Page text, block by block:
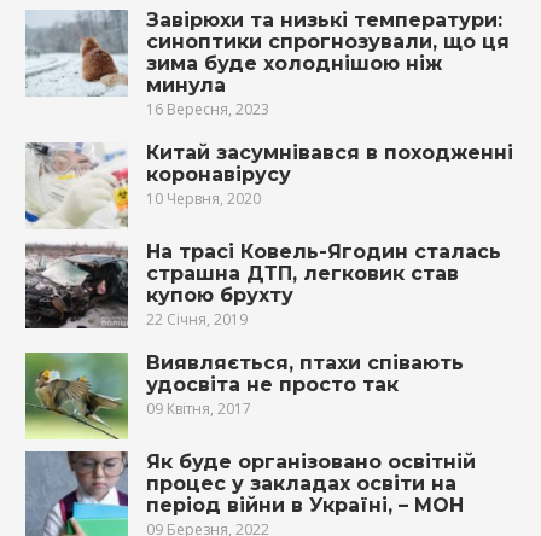
Завірюхи та низькі температури:
синоптики спрогнозували, що ця
зима буде холоднішою ніж
минула
16 Вересня, 2023
Китай засумнівався в походженні
коронавірусу
10 Червня, 2020
На трасі Ковель-Ягодин сталась
страшна ДТП, легковик став
купою брухту
22 Січня, 2019
Виявляється, птахи співають
удосвіта не просто так
09 Квітня, 2017
Як буде організовано освітній
процес у закладах освіти на
період війни в Україні, – МОН
09 Березня, 2022